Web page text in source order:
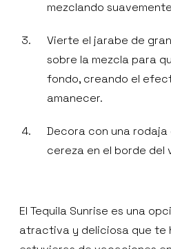
mezclando
Vierte el jarabe de
sobre la mezcla para
fondo, creando el
amanecer.
Decora con una rodaja
cereza en el borde del
El Tequila Sunrise es una
atractiva y deliciosa que te